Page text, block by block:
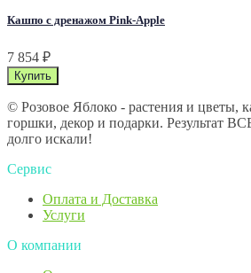
Кашпо с дренажом Pink-Apple
7 854 ₽
© Розовое Яблоко - растения и цветы,
горшки, декор и подарки. Результат
долго искали!
Сервис
Оплата и Доставка
Услуги
О компании